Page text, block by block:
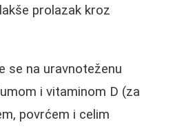
prolazak kroz
se na uravnoteženu
i vitaminom D (za
povrćem i celim